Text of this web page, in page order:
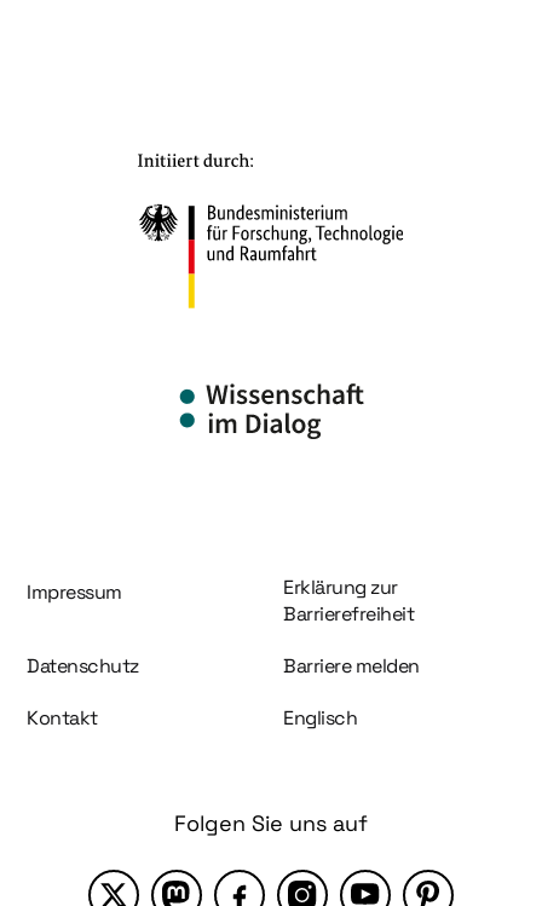
Information und Service
Impressum
Erklärung zur
Barrierefreiheit
Datenschutz Barriere melden
Kontakt Englisch
Folgen Sie uns auf